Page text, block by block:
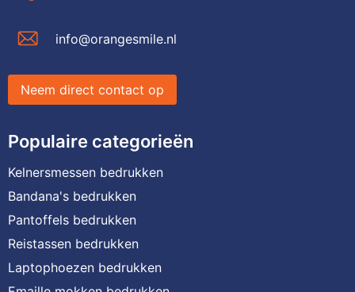
info@orangesmile.nl
Neem direct contact op
Populaire categorieën
Kelnersmessen bedrukken
Bandana's bedrukken
Pantoffels bedrukken
Reistassen bedrukken
Laptophoezen bedrukken